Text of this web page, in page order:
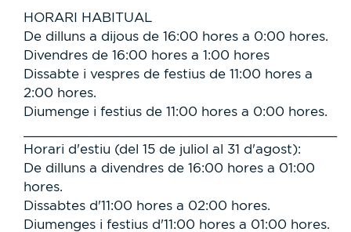
HORARI HABITUAL
De dilluns a dijous de 16:00 hores a 0:00 hores.
Divendres de 16:00 hores a 1:00 hores
Dissabte i vespres de festius de 11:00 hores a
2:00 hores.
Diumenge i festius de 11:00 hores a 0:00 hores.
Horari d'estiu (del 15 de juliol al 31 d'agost):
De dilluns a divendres de 16:00 hores a 01:00
hores.
Dissabtes d'11:00 hores a 02:00 hores.
Diumenges i festius d'11:00 hores a 01:00 hores.